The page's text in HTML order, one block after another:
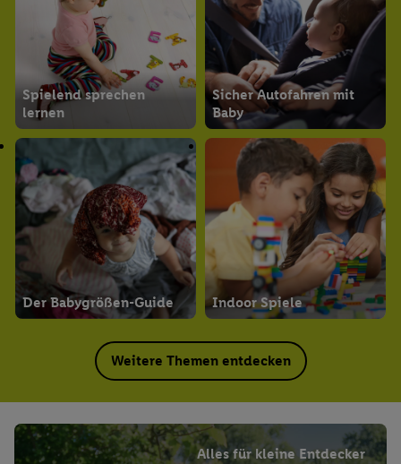
Spielend sprechen
lernen
Sicher Autofahren mit
Baby
Der Babygrößen-Guide Indoor Spiele
Weitere Themen entdecken
Alles für kleine Entdecker